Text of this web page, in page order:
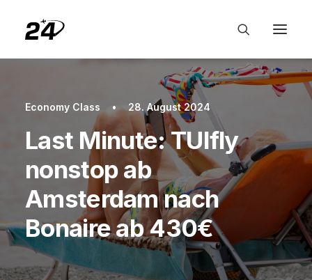
Economy Class • 28. August 2024
Last Minute: TUIfly
nonstop ab
Amsterdam nach
Bonaire ab 430€